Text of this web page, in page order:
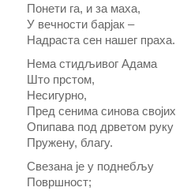
Понети га, и за маха,
У вечности барјак –
Надраста сен нашег праха.
Нема стидљивог Адама
Што прстом,
Несигурно,
Пред сенима синова својих
Опипава под дрветом руку
Пружену, благу.
Свезана је у поднебљу
Површност;